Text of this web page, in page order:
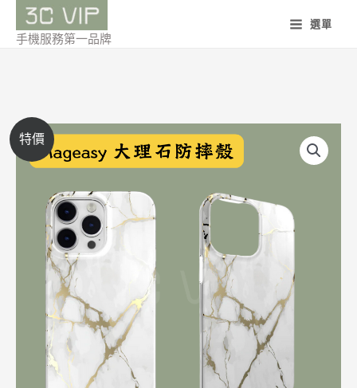
容
手機服務第一品牌
選單
特價
價
格
圍：
NT$650
NT$700
美
國
Mageasy
MARBLE